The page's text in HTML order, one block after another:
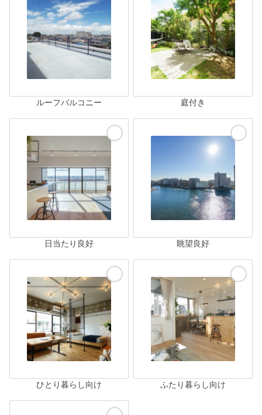
ルーフバルコニー 庭付き
日当たり良好 眺望良好
ひとり暮らし向け ふたり暮らし向け